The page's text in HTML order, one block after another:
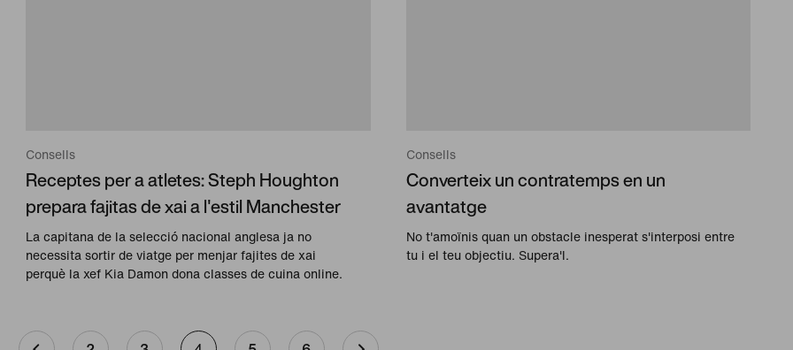
Consells
Receptes per a atletes: Steph Houghton
prepara fajitas de xai a l'estil Manchester
La capitana de la selecció nacional anglesa ja no
necessita sortir de viatge per menjar fajites de xai
perquè la xef Kia Damon dona classes de cuina online.
Consells
Converteix un contratemps en un
avantatge
No t'amoïnis quan un obstacle inesperat s'interposi entre
tu i el teu objectiu. Supera'l.